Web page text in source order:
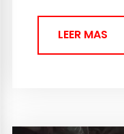
LEER MAS